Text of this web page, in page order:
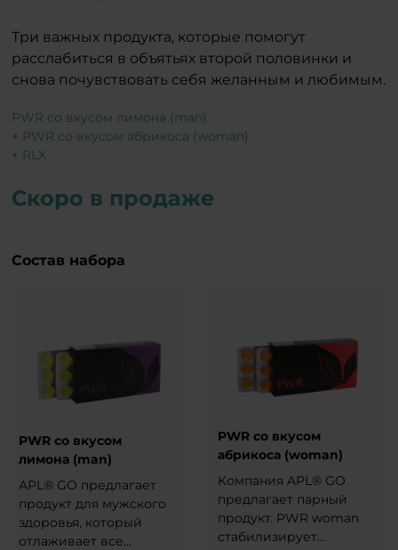
Три важных продукта, которые помогут
расслабиться в объятьях второй половинки и
снова почувствовать себя желанным и любимым.
PWR со вкусом лимона (man)
+ PWR со вкусом абрикоса (woman)
+ RLX
Скоро в продаже
Состав набора
PWR со вкусом
лимона (man)
APL® GO предлагает
продукт для мужского
здоровья, который
отлаживает все
PWR со вкусом
абрикоса (woman)
Компания APL® GO
предлагает парный
продукт. PWR woman
стабилизирует